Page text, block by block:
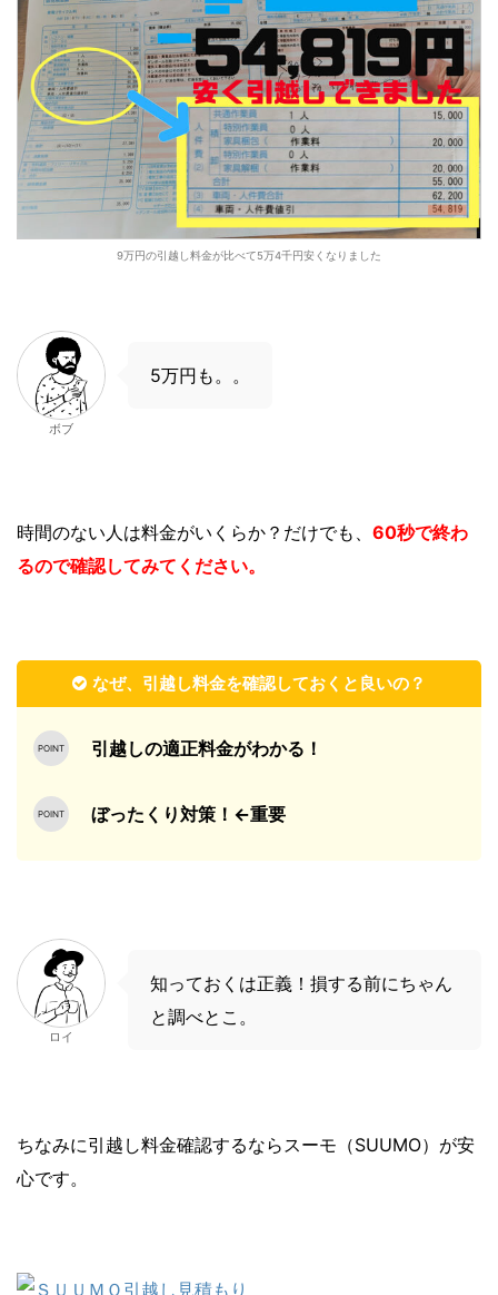
9万円の引越し料金が比べて5万4千円安くなりました
ボブ
5万円も。。
時間のない人は料金がいくらか？ だけでも、 60秒で終わ
るので確認してみてください。
なぜ、引越し料金を確認しておくと良いの？
引越しの適正料金がわかる！
ぼったくり対策！←重要
ロイ
知っておくは正義！損する前にちゃん
と調べとこ。
ちなみに引越し料金確認するならスーモ（SUUMO）が安
心です。